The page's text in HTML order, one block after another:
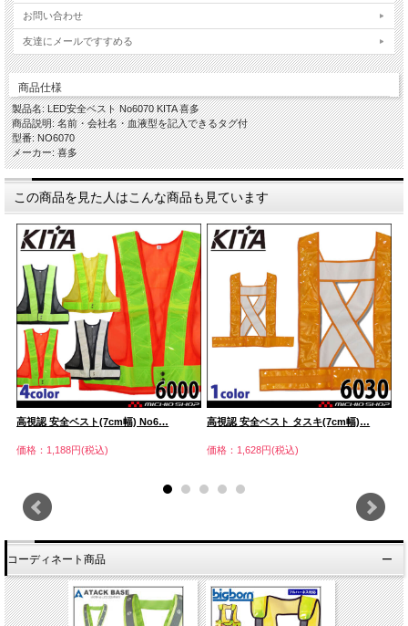
お問い合わせ
友達にメールですすめる
商品仕様
製品名: LED安全ベスト No6070 KITA 喜多
商品説明: 名前・会社名・血液型を記入できるタグ付
型番: NO6070
メーカー: 喜多
この商品を見た人はこんな商品も見ています
高視認 安全ベスト(7cm幅) No6…
価格：1,188円(税込)
高視認 安全ベスト タスキ(7cm幅)…
価格：1,628円(税込)
コーディネート商品